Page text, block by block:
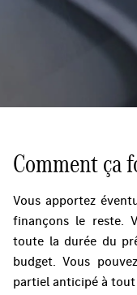
Comment ça
Vous apportez
finançons le reste.
toute la durée du
budget. Vous
partiel anticipé à